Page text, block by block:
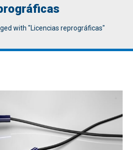
with "Licencias reprográficas"